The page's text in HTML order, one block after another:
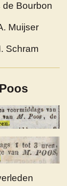
Bourbon